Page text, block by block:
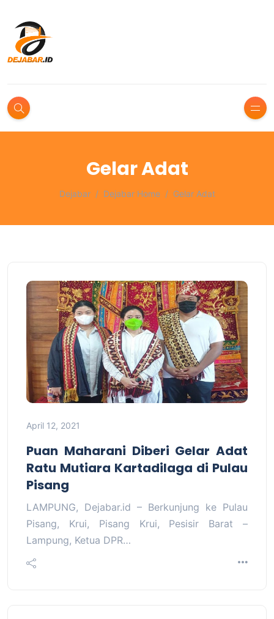
Gelar Adat
Dejabar Dejabar Home Gelar Adat
April 12, 2021
Puan Maharani Diberi Gelar Adat
Ratu Mutiara Kartadilaga di Pulau
Pisang
LAMPUNG, Dejabar.id – Berkunjung ke Pulau
Pisang, Krui, Pisang Krui, Pesisir Barat –
Lampung, Ketua DPR…